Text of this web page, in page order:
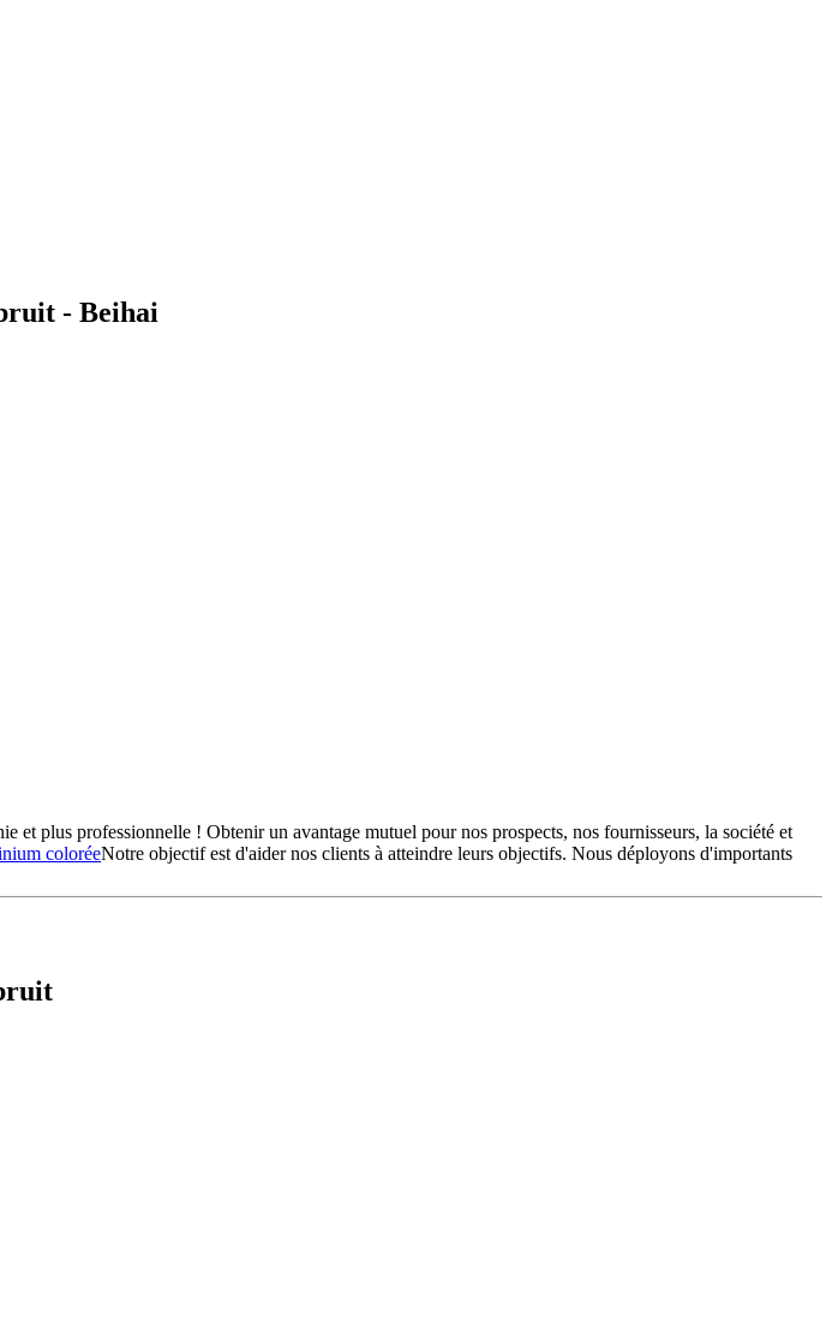
- Beihai
plus professionnelle ! Obtenir un avantage mutuel pour nos prospects, nos fournisseurs, la société et
coloréeNotre objectif est d'aider nos clients à atteindre leurs objectifs. Nous déployons d'importants